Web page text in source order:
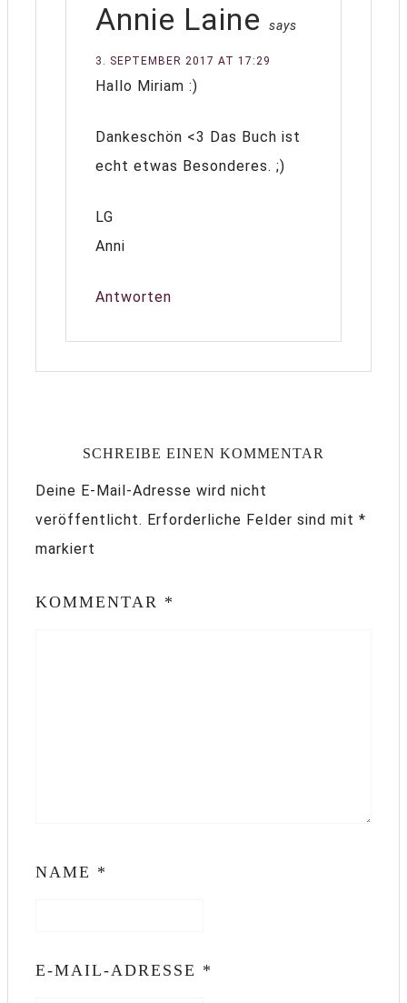
Annie Laine says
3. SEPTEMBER 2017 AT 17:29
Hallo Miriam :)
Dankeschön <3 Das Buch ist
echt etwas Besonderes. ;)
LG
Anni
Antworten
SCHREIBE EINEN KOMMENTAR
Deine E-Mail-Adresse wird nicht
veröffentlicht. Erforderliche Felder sind mit *
markiert
KOMMENTAR *
NAME *
E-MAIL-ADRESSE *